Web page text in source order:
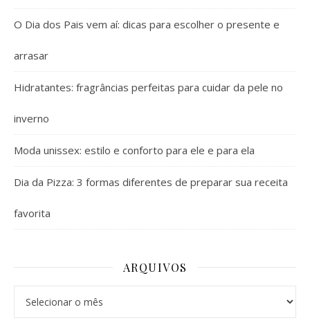
O Dia dos Pais vem aí: dicas para escolher o presente e
arrasar
Hidratantes: fragrâncias perfeitas para cuidar da pele no
inverno
Moda unissex: estilo e conforto para ele e para ela
Dia da Pizza: 3 formas diferentes de preparar sua receita
favorita
ARQUIVOS